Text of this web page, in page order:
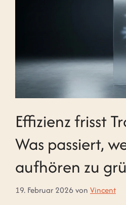
Effizienz frisst
Was passiert,
aufhören zu
19. Februar 2026von Vincent